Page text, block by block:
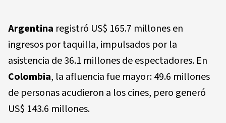
Argentina registró US$ 165.7 millones en
ingresos por taquilla, impulsados por la
asistencia de 36.1 millones de espectadores. En
Colombia, la afluencia fue mayor: 49.6 millones
de personas acudieron a los cines, pero generó
US$ 143.6 millones.